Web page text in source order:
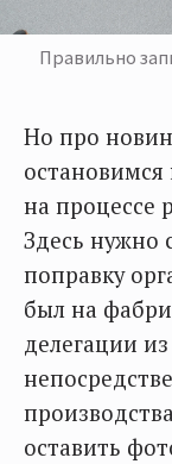
Правильно
Но про
на процессе
Здесь нужно
поправку
был на
делегации
оставить